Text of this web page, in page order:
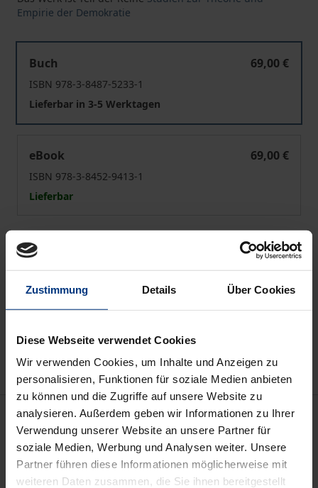
Zustimmung Details Über Cookies
Diese Webseite verwendet Cookies
Wir verwenden Cookies, um Inhalte und Anzeigen zu
personalisieren, Funktionen für soziale Medien anbieten
zu können und die Zugriffe auf unsere Website zu
analysieren. Außerdem geben wir Informationen zu Ihrer
Verwendung unserer Website an unsere Partner für
soziale Medien, Werbung und Analysen weiter. Unsere
Partner führen diese Informationen möglicherweise mit
weiteren Daten zusammen, die Sie ihnen bereitgestellt
Empirie der Demokratie
Buch
69,00 €
ISBN 978-3-8487-5233-1
Lieferbar in 3-5 Werktagen
eBook
69,00 €
ISBN 978-3-8452-9413-1
Lieferbar
Preisangaben inkl. MwSt. Abhängig von der Lieferadresse
kann die MwSt. an der Kasse variieren.
Hinweise zu Versandkosten
Beschreibung
Gegenüber liberalen Ansätzen, die politischen
Gemeinsinn als prekäre Ressource verstehen,